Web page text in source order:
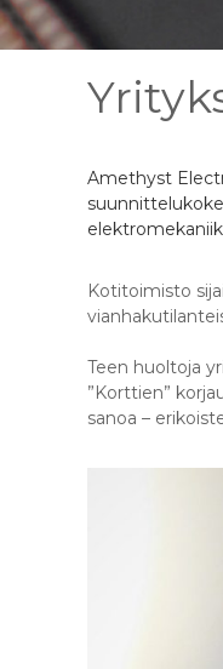
Amethyst
Kotitoimisto
Teen huoltoja
”Korttien”
sanoa –